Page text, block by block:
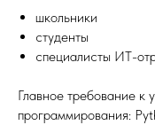
школьники
студенты
специалисты ИТ-
Главное требование к
программирования: